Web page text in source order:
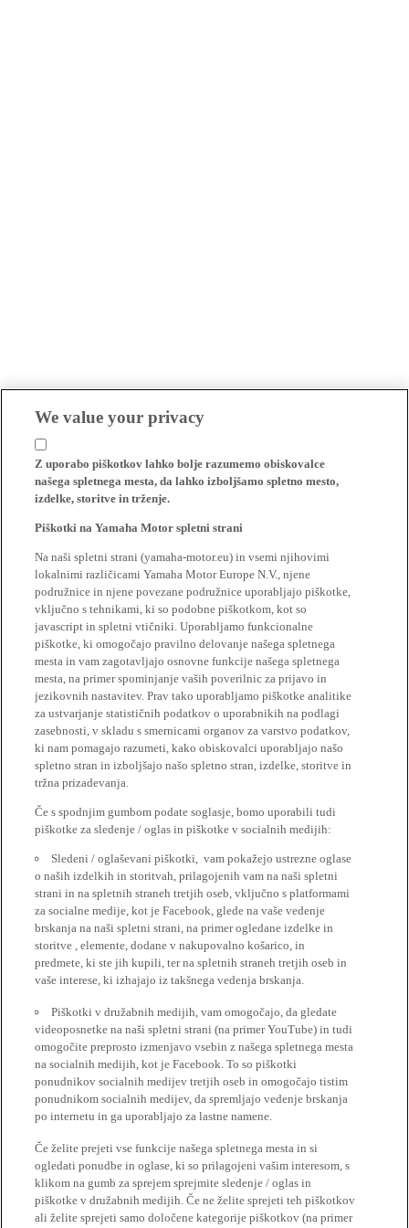
We value your privacy
Z uporabo piškotkov lahko bolje razumemo obiskovalce
našega spletnega mesta, da lahko izboljšamo spletno mesto,
izdelke, storitve in trženje.
Piškotki na Yamaha Motor spletni strani
Na naši spletni strani (yamaha-motor.eu) in vsemi njihovimi
lokalnimi različicami Yamaha Motor Europe N.V., njene
podružnice in njene povezane podružnice uporabljajo piškotke,
vključno s tehnikami, ki so podobne piškotkom, kot so
javascript in spletni vtičniki. Uporabljamo funkcionalne
piškotke, ki omogočajo pravilno delovanje našega spletnega
mesta in vam zagotavljajo osnovne funkcije našega spletnega
mesta, na primer spominjanje vaših poverilnic za prijavo in
jezikovnih nastavitev. Prav tako uporabljamo piškotke analitike
za ustvarjanje statističnih podatkov o uporabnikih na podlagi
zasebnosti, v skladu s smernicami organov za varstvo podatkov,
ki nam pomagajo razumeti, kako obiskovalci uporabljajo našo
spletno stran in izboljšajo našo spletno stran, izdelke, storitve in
tržna prizadevanja.
Če s spodnjim gumbom podate soglasje, bomo uporabili tudi
piškotke za sledenje / oglas in piškotke v socialnih medijih:
Sledeni / oglaševani piškotki, vam pokažejo ustrezne oglase
o naših izdelkih in storitvah, prilagojenih vam na naši spletni
strani in na spletnih straneh tretjih oseb, vključno s platformami
za socialne medije, kot je Facebook, glede na vaše vedenje
brskanja na naši spletni strani, na primer ogledane izdelke in
storitve , elemente, dodane v nakupovalno košarico, in
predmete, ki ste jih kupili, ter na spletnih straneh tretjih oseb in
vaše interese, ki izhajajo iz takšnega vedenja brskanja.
Piškotki v družabnih medijih, vam omogočajo, da gledate
videoposnetke na naši spletni strani (na primer YouTube) in tudi
omogočite preprosto izmenjavo vsebin z našega spletnega mesta
na socialnih medijih, kot je Facebook. To so piškotki
ponudnikov socialnih medijev tretjih oseb in omogočajo tistim
ponudnikom socialnih medijev, da spremljajo vedenje brskanja
po internetu in ga uporabljajo za lastne namene.
Če želite prejeti vse funkcije našega spletnega mesta in si
ogledati ponudbe in oglase, ki so prilagojeni vašim interesom, s
klikom na gumb za sprejem sprejmite sledenje / oglas in
piškotke v družabnih medijih. Če ne želite sprejeti teh piškotkov
ali želite sprejeti samo določene kategorije piškotkov (na primer